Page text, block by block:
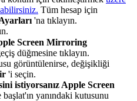
Tüm hesap için
'na tıklayın.
Screen Mirroring
düğmesine tıklayın.
görüntülenirse, değişikliği
'i seçin.
istiyorsanız Apple Screen
başlat'ın yanındaki kutusunu